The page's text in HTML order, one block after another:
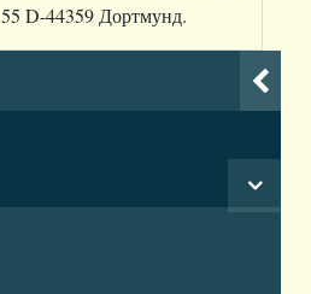
55 D-44359 Дортмунд.